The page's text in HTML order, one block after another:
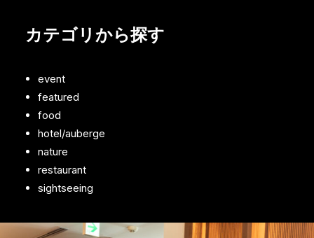
カテゴリから探す
event
featured
food
hotel/auberge
nature
restaurant
sightseeing